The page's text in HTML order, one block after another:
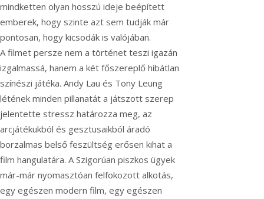
mindketten olyan hosszú ideje beépített
emberek, hogy szinte azt sem tudják már
pontosan, hogy kicsodák is valójában.
A filmet persze nem a történet teszi igazán
izgalmassá, hanem a két főszereplő hibátlan
színészi játéka. Andy Lau és Tony Leung
létének minden pillanatát a játszott szerep
jelentette stressz határozza meg, az
arcjátékukból és gesztusaikból áradó
borzalmas belső feszültség erősen kihat a
film hangulatára. A Szigorúan piszkos ügyek
már-már nyomasztóan felfokozott alkotás,
egy egészen modern film, egy egészen